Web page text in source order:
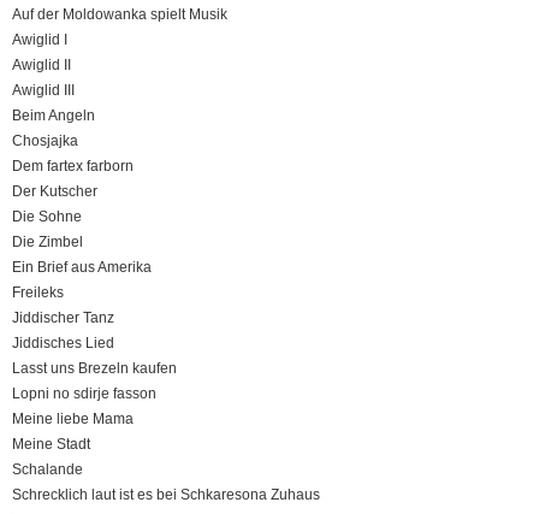
Auf der Moldowanka spielt Musik
Awiglid I
Awiglid II
Awiglid III
Beim Angeln
Chosjajka
Dem fartex farborn
Der Kutscher
Die Sohne
Die Zimbel
Ein Brief aus Amerika
Freileks
Jiddischer Tanz
Jiddisches Lied
Lasst uns Brezeln kaufen
Lopni no sdirje fasson
Meine liebe Mama
Meine Stadt
Schalande
Schrecklich laut ist es bei Schkaresona Zuhaus